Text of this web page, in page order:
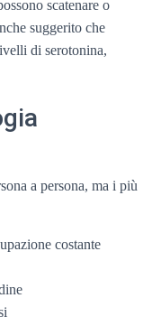
scatenare o
suggerito che
di serotonina,
a persona, ma i più
costante